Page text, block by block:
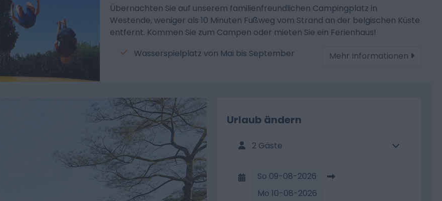
Übernachten Sie auf unserem familienfreundlichen Campingplatz in
Westende, weniger als 10 Minuten Fußweg vom Strand an der belgischen Küste
entfernt. Kommen Sie zum Campen oder mieten Sie ein Ferienhaus!
Wasserspielplatz von Mai bis September
Mehr Informationen
Urlaub ändern
2 Gäste
So 09-08-2026
Mo 10-08-2026